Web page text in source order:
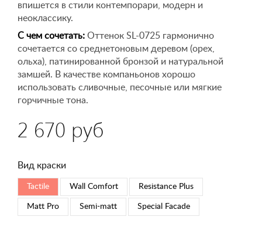
впишется в стили контемпорари, модерн и
неоклассику.
С чем сочетать: Оттенок SL-0725 гармонично
сочетается со среднетоновым деревом (орех,
ольха), патинированной бронзой и натуральной
замшей. В качестве компаньонов хорошо
использовать сливочные, песочные или мягкие
горчичные тона.
2 670 руб
Вид краски
Tactile Wall Comfort Resistance Plus
Matt Pro Semi-matt Special Faсade